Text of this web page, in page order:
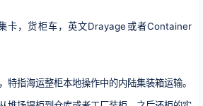
卡，货柜车，英文Drayage或者Container
特指海运整柜本地操作中的内陆集装箱运输。